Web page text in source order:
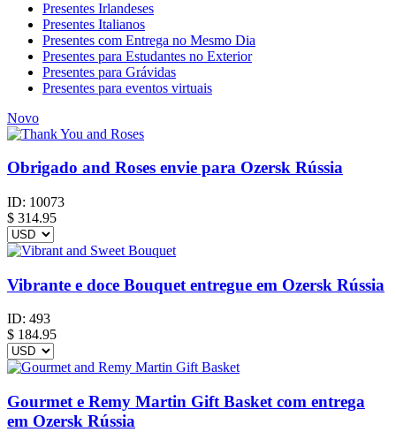
Presentes Irlandeses
Presentes Italianos
Presentes com Entrega no Mesmo Dia
Presentes para Estudantes no Exterior
Presentes para Grávidas
Presentes para eventos virtuais
Novo
Obrigado and Roses envie para Ozersk Rússia
ID: 10073
$ 314.95
Vibrante e doce Bouquet entregue em Ozersk Rússia
ID: 493
$ 184.95
Gourmet e Remy Martin Gift Basket com entrega
em Ozersk Rússia